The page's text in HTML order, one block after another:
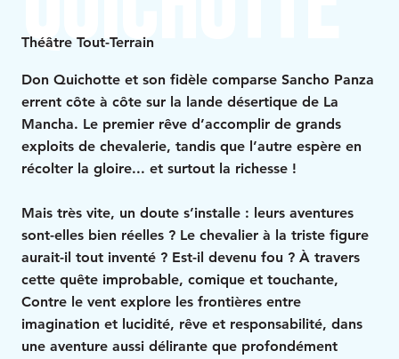
Théâtre Tout-Terrain
Don Quichotte et son fidèle comparse Sancho Panza
errent côte à côte sur la lande désertique de La
Mancha. Le premier rêve d’accomplir de grands
exploits de chevalerie, tandis que l’autre espère en
récolter la gloire... et surtout la richesse !
Mais très vite, un doute s’installe : leurs aventures
sont-elles bien réelles ? Le chevalier à la triste figure
aurait-il tout inventé ? Est-il devenu fou ? À travers
cette quête improbable, comique et touchante,
Contre le vent explore les frontières entre
imagination et lucidité, rêve et responsabilité, dans
une aventure aussi délirante que profondément